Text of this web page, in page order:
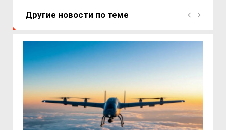
Другие новости по теме